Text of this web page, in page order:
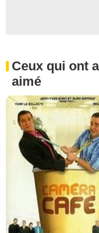
Ceux qui ont
aimé